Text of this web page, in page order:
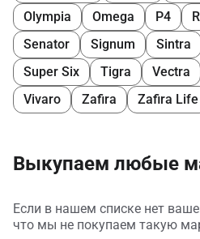
Olympia
Omega P4
Senator
Signum Sintra
Super Six
Tigra Vectra
Vivaro
Zafira Zafira Life
Выкупаем любые
Если в нашем списке нет
что мы не покупаем такую